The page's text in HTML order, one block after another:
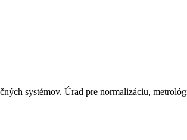
systémov. Úrad pre normalizáciu,